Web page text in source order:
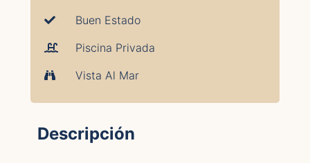
Buen Estado
Piscina Privada
Vista Al Mar
Descripción